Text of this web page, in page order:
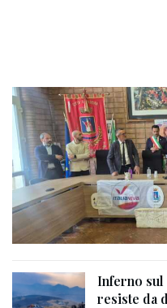
Inferno sul
resiste da